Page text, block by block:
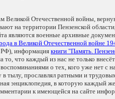
Великой Отечественной войны,
на территории Пензенской
являются военные архивные
в Великой Отечественной войне
информациякниги "Память.
то, что каждый из нас не только
о тех, кого уже нет с
в тылу, прославлял ратными и
энциклопедия, в которую каждый
к имеющейся на сайте